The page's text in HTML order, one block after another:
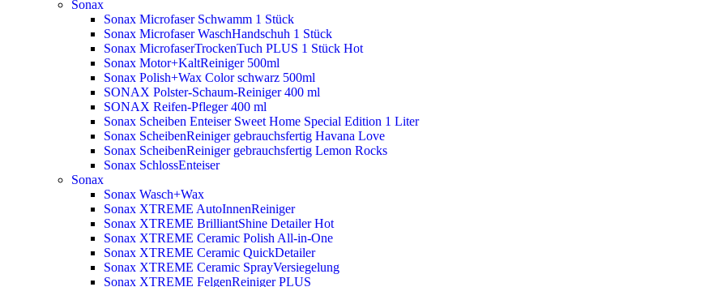
Sonax
Sonax Microfaser Schwamm 1 Stück
Sonax Microfaser WaschHandschuh 1 Stück
Sonax MicrofaserTrockenTuch PLUS 1 Stück Hot
Sonax Motor+KaltReiniger 500ml
Sonax Polish+Wax Color schwarz 500ml
SONAX Polster-Schaum-Reiniger 400 ml
SONAX Reifen-Pfleger 400 ml
Sonax Scheiben Enteiser Sweet Home Special Edition 1 Liter
Sonax ScheibenReiniger gebrauchsfertig Havana Love
Sonax ScheibenReiniger gebrauchsfertig Lemon Rocks
Sonax SchlossEnteiser
Sonax
Sonax Wasch+Wax
Sonax XTREME AutoInnenReiniger
Sonax XTREME BrilliantShine DetailerHot
Sonax XTREME Ceramic Polish All-in-One
Sonax XTREME Ceramic QuickDetailer
Sonax XTREME Ceramic SprayVersiegelung
Sonax XTREME FelgenReiniger PLUS